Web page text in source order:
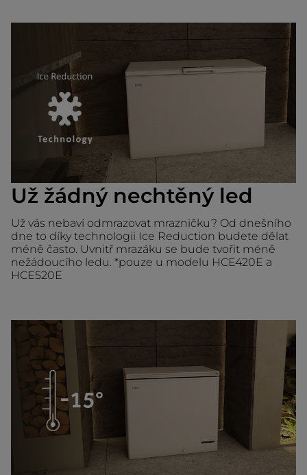
Už žádný nechtěný led
Už vás nebaví odmrazovat mrazničku? Od dnešního
dne to díky technologii Ice Reduction budete dělat
méně často. Uvnitř mrazáku se bude tvořit méně
nežádoucího ledu. *pouze u modelu HCE420E a
HCE520E